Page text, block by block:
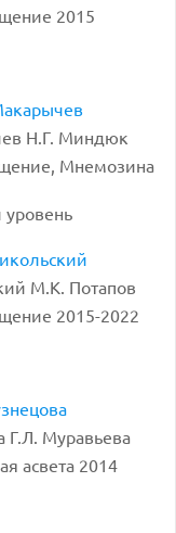
2015
Н.Г. Миндюк
Мнемозина
М.К. Потапов
2015-2022
Г.Л. Муравьева
асвета 2014